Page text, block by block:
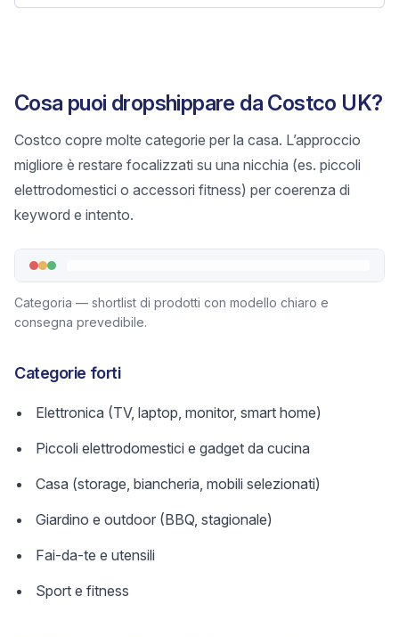
Cosa puoi dropshippare da Costco UK?
Costco copre molte categorie per la casa. L’approccio
migliore è restare focalizzati su una nicchia (es. piccoli
elettrodomestici o accessori fitness) per coerenza di
keyword e intento.
Categoria — shortlist di prodotti con modello chiaro e
consegna prevedibile.
Categorie forti
Elettronica (TV, laptop, monitor, smart home)
Piccoli elettrodomestici e gadget da cucina
Casa (storage, biancheria, mobili selezionati)
Giardino e outdoor (BBQ, stagionale)
Fai-da-te e utensili
Sport e fitness